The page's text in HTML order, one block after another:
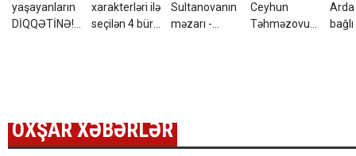
yaşayanların
DİQQƏTİNƏ!7
xarakterləri ilə
seçilən 4 bürc:
Sultanovanın
məzarı -
Ceyhun
Təhməzovun
Arda
OXŞAR XƏBƏRLƏR